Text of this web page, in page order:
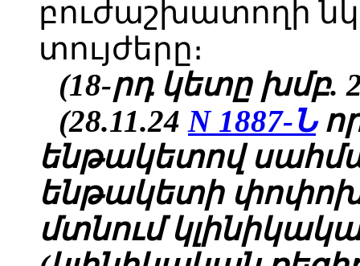
բուժաշխատողի
տույժերը։
(18-րդ կետը խմբ.
(28.11.24 N 1887-Ն
ենթակետով
ենթակետի
մտնում